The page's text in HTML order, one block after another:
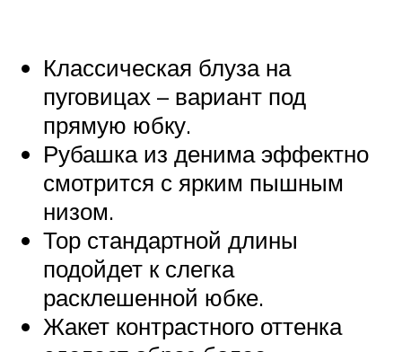
Классическая блуза на
пуговицах – вариант под
прямую юбку.
Рубашка из денима эффектно
смотрится с ярким пышным
низом.
Тор стандартной длины
подойдет к слегка
расклешенной юбке.
Жакет контрастного оттенка